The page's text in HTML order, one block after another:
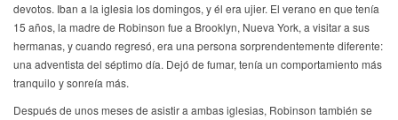
devotos. Iban a la iglesia los domingos, y él era ujier. El verano en que tenía
15 años, la madre de Robinson fue a Brooklyn, Nueva York, a visitar a sus
hermanas, y cuando regresó, era una persona sorprendentemente diferente:
una adventista del séptimo día. Dejó de fumar, tenía un comportamiento más
tranquilo y sonreía más.
Después de unos meses de asistir a ambas iglesias, Robinson también se